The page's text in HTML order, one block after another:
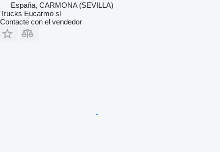
España, CARMONA (SEVILLA)
Trucks Eucarmo sl
Contacte con el vendedor